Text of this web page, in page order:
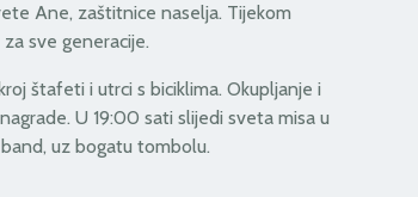
Ane, zaštitnice naselja. Tijekom
sve generacije.
štafeti i utrci s biciklima. Okupljanje i
U 19:00 sati slijedi sveta misa u
uz bogatu tombolu.